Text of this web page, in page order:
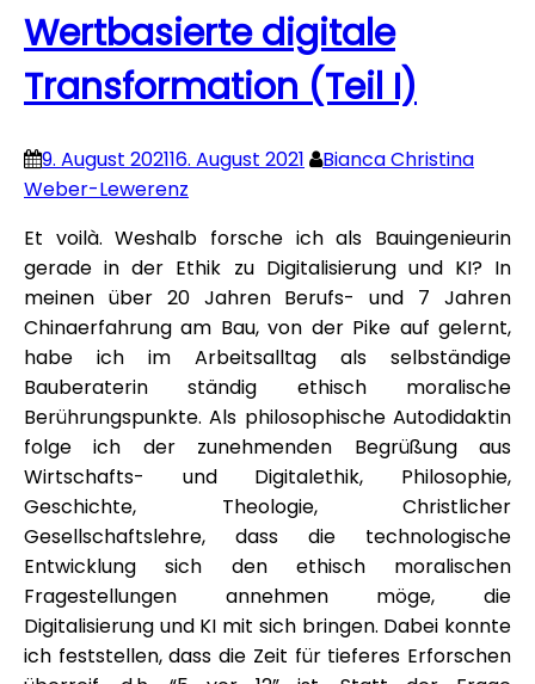
Wertbasierte digitale
Transformation (Teil I)
9. August 202116. August 2021
Bianca Christina
Weber-Lewerenz
Et voilà. Weshalb forsche ich als Bauingenieurin
gerade in der Ethik zu Digitalisierung und KI? In
meinen über 20 Jahren Berufs- und 7 Jahren
Chinaerfahrung am Bau, von der Pike auf gelernt,
habe ich im Arbeitsalltag als selbständige
Bauberaterin ständig ethisch moralische
Berührungspunkte. Als philosophische Autodidaktin
folge ich der zunehmenden Begrüßung aus
Wirtschafts- und Digitalethik, Philosophie,
Geschichte, Theologie, Christlicher
Gesellschaftslehre, dass die technologische
Entwicklung sich den ethisch moralischen
Fragestellungen annehmen möge, die
Digitalisierung und KI mit sich bringen. Dabei konnte
ich feststellen, dass die Zeit für tieferes Erforschen